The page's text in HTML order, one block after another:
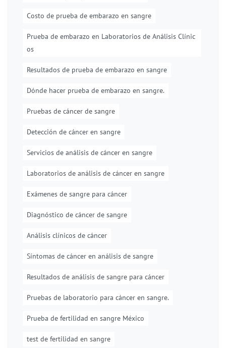
Costo de prueba de embarazo en sangre
Prueba de embarazo en Laboratorios de Análisis Clínic
os
Resultados de prueba de embarazo en sangre
Dónde hacer prueba de embarazo en sangre.
Pruebas de cáncer de sangre
Detección de cáncer en sangre
Servicios de análisis de cáncer en sangre
Laboratorios de análisis de cáncer en sangre
Exámenes de sangre para cáncer
Diagnóstico de cáncer de sangre
Análisis clínicos de cáncer
Síntomas de cáncer en análisis de sangre
Resultados de análisis de sangre para cáncer
Pruebas de laboratorio para cáncer en sangre.
Prueba de fertilidad en sangre México
test de fertilidad en sangre